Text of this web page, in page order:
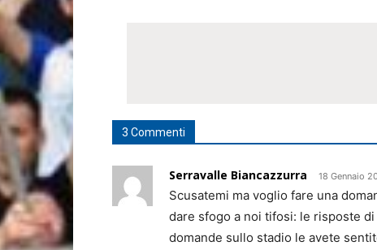
3 Commenti
Serravalle Biancazzurra 18 Gennaio
Scusatemi ma voglio fare una
dare sfogo a noi tifosi: le risposte
domande sullo stadio le avete